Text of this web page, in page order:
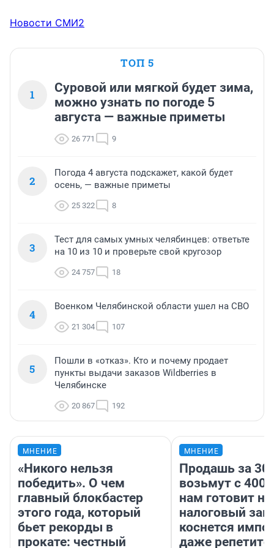
Новости СМИ2
ТОП 5
1
Суровой или мягкой будет зима,
можно узнать по погоде 5
августа — важные приметы
26 771 9
2
Погода 4 августа подскажет, какой будет
осень, — важные приметы
25 322 8
3
Тест для самых умных челябинцев: ответьте
на 10 из 10 и проверьте свой кругозор
24 757 18
4
Военком Челябинской области ушел на СВО
21 304 107
5
Пошли в «отказ». Кто и почему продает
пункты выдачи заказов Wildberries в
Челябинске
20 867 192
МНЕНИЕ
«Никого нельзя
победить». О чем
главный блокбастер
этого года, который
бьет рекорды в
прокате: честный
МНЕНИЕ
Продашь за
возьмут с
нам готовит
налоговый
коснется
даже